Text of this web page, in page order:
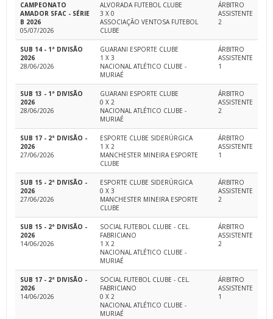
CAMPEONATO
AMADOR SFAC - SÉRIE
B 2026
05/07/2026
ALVORADA FUTEBOL CLUBE
3 X 0
ASSOCIAÇÃO VENTOSA FUTEBOL
CLUBE
ÁRBITRO
ASSISTENTE
2
SUB 14 - 1ª DIVISÃO
2026
28/06/2026
GUARANI ESPORTE CLUBE
1 X 3
NACIONAL ATLÉTICO CLUBE -
MURIAÉ
ÁRBITRO
ASSISTENTE
1
SUB 13 - 1ª DIVISÃO
2026
28/06/2026
GUARANI ESPORTE CLUBE
0 X 2
NACIONAL ATLÉTICO CLUBE -
MURIAÉ
ÁRBITRO
ASSISTENTE
2
SUB 17 - 2ª DIVISÃO -
2026
27/06/2026
ESPORTE CLUBE SIDERÚRGICA
1 X 2
MANCHESTER MINEIRA ESPORTE
CLUBE
ÁRBITRO
ASSISTENTE
1
SUB 15 - 2ª DIVISÃO -
2026
27/06/2026
ESPORTE CLUBE SIDERÚRGICA
0 X 3
MANCHESTER MINEIRA ESPORTE
CLUBE
ÁRBITRO
ASSISTENTE
2
SUB 15 - 2ª DIVISÃO -
2026
14/06/2026
SOCIAL FUTEBOL CLUBE - CEL.
FABRICIANO
1 X 2
NACIONAL ATLÉTICO CLUBE -
MURIAÉ
ÁRBITRO
ASSISTENTE
2
SUB 17 - 2ª DIVISÃO -
2026
14/06/2026
SOCIAL FUTEBOL CLUBE - CEL.
FABRICIANO
0 X 2
NACIONAL ATLÉTICO CLUBE -
MURIAÉ
ÁRBITRO
ASSISTENTE
1